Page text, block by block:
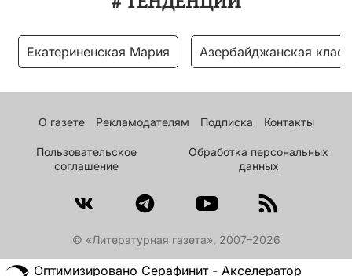
Екатериненская Мария Азербайджанская
О газете Рекламодателям Подписка Контакты
Пользовательское
соглашение
Обработка персональных
данных
© «Литературная газета», 2007–2026
Оптимизировано Серафинит - Акселератор